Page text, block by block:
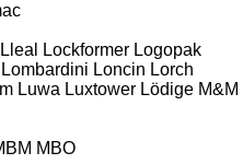
Lleal Lockformer Logopak
Lombardini Loncin Lorch
Luwa Luxtower Lödige M&M
MBO